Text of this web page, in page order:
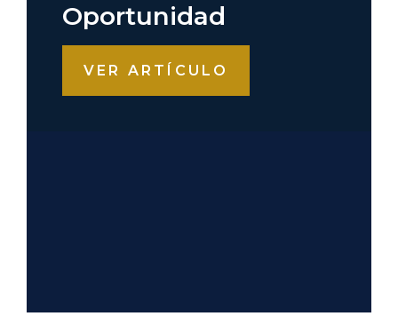
Oportunidad
VER ARTÍCULO